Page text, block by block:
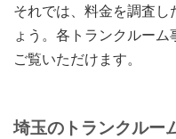
それでは、料金を調査し
ょう。各トランクルー
ご覧いただけます。
埼玉のトランクルー